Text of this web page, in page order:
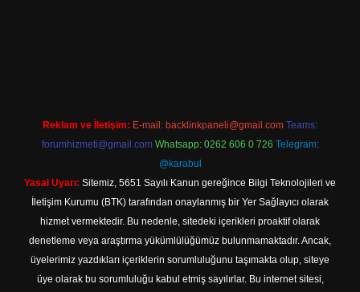
Reklam ve İletişim: E-mail: backlinkpaneli@gmail.com Teams:
forumhizmeti@gmail.com Whatsapp: 0262 606 0 726 Telegram:
@karabul
Yasal Uyarı: Sitemiz, 5651 Sayılı Kanun gereğince Bilgi Teknolojileri ve
İletişim Kurumu (BTK) tarafından onaylanmış bir Yer Sağlayıcı olarak
hizmet vermektedir. Bu nedenle, sitedeki içerikleri proaktif olarak
denetleme veya araştırma yükümlülüğümüz bulunmamaktadır. Ancak,
üyelerimiz yazdıkları içeriklerin sorumluluğunu taşımakta olup, siteye
üye olarak bu sorumluluğu kabul etmiş sayılırlar. Bu internet sitesi,